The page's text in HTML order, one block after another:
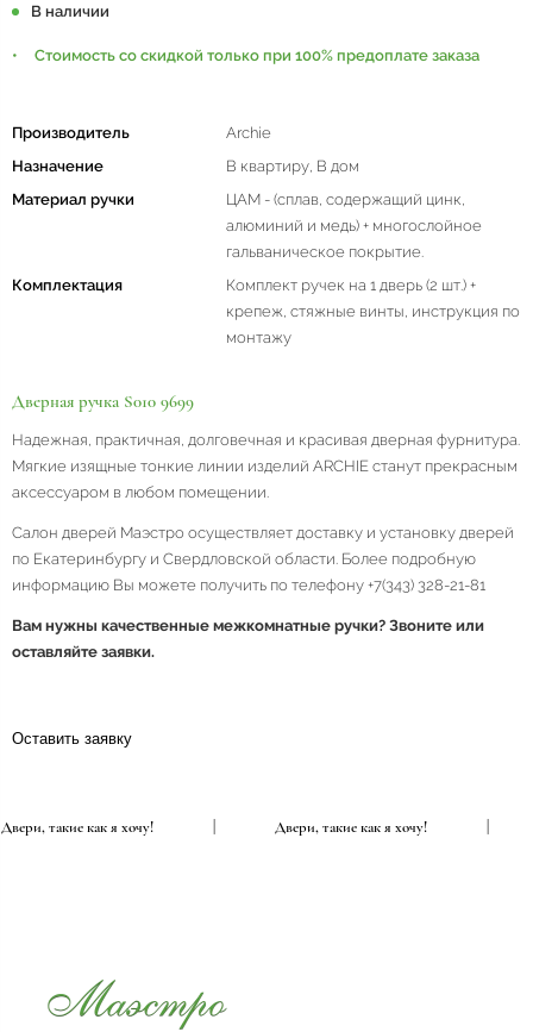
В наличии
Стоимость со скидкой только при 100% предоплате заказа
Производитель
Archie
Назначение
В квартиру, В дом
Материал ручки
ЦАМ - (сплав, содержащий цинк,
алюминий и медь) + многослойное
гальваническое покрытие.
Комплектация
Комплект ручек на 1 дверь (2 шт.) +
крепеж, стяжные винты, инструкция по
монтажу
Дверная ручка S010 9699
Надежная, практичная, долговечная и красивая дверная фурнитура.
Мягкие изящные тонкие линии изделий ARCHIE станут прекрасным
аксессуаром в любом помещении.
Салон дверей Маэстро осуществляет доставку и установку дверей
по Екатеринбургу и Свердловской области. Более подробную
информацию Вы можете получить по телефону +7(343) 328-21-81
Вам нужны качественные межкомнатные ручки? Звоните или
оставляйте заявки.
Оставить заявку
Двери, такие как я хочу! Двери, такие как я хочу!